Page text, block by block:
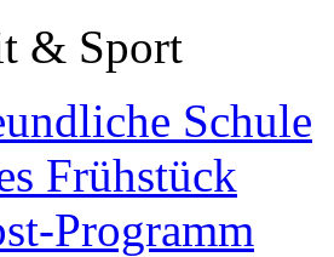
& Sport
Schule
Frühstück
Programm